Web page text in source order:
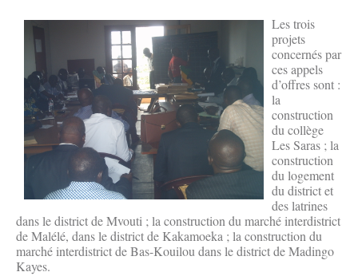
Les trois
projets
concernés par
ces appels
d’offres sont :
la
construction
du collège
Les Saras ; la
construction
du logement
du district et
des latrines
dans le district de Mvouti ; la construction du marché interdistrict
de Malélé, dans le district de Kakamoeka ; la construction du
marché interdistrict de Bas-Kouilou dans le district de Madingo
Kayes.